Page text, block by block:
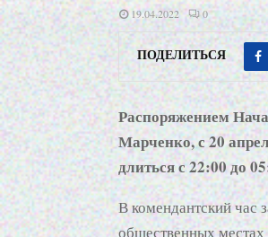
19.04.2022 0
ПОДЕЛИТЬСЯ
Распоряжением
Марченко, с 20
длиться с 22:00 до
В комендантский час
общественных